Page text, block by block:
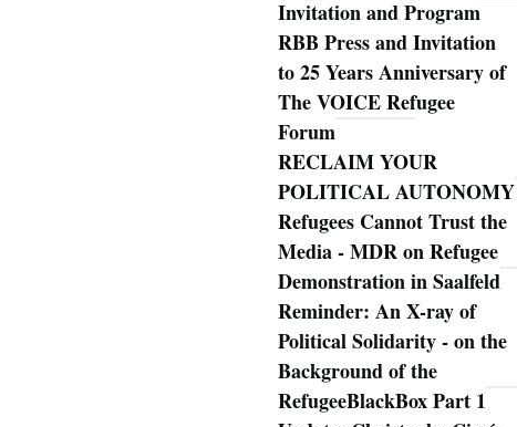
Invitation and Program
RBB Press and Invitation
to 25 Years Anniversary of
The VOICE Refugee
Forum
RECLAIM YOUR
POLITICAL AUTONOMY
Refugees Cannot Trust the
Media - MDR on Refugee
Demonstration in Saalfeld
Reminder: An X-ray of
Political Solidarity - on the
Background of the
RefugeeBlackBox Part 1